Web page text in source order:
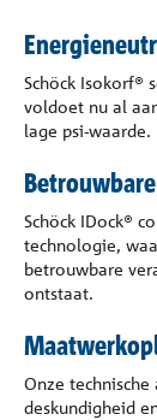
Schöck Isokorf®
voldoet nu al
lage psi-waarde.
Schöck IDock®
technologie,
betrouwbare
ontstaat.
Onze
deskundigheid